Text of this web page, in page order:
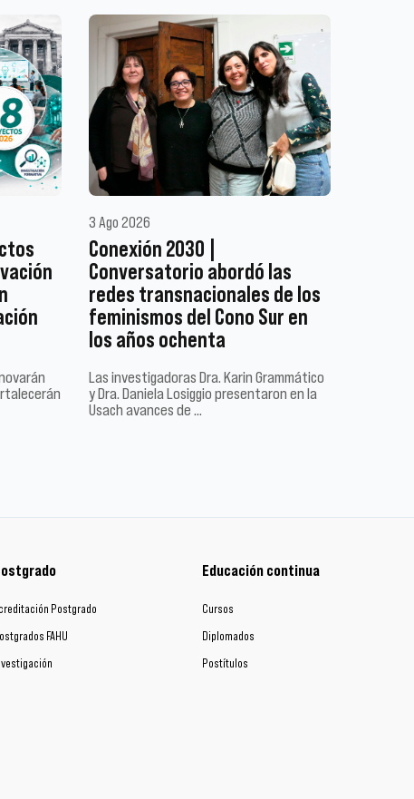
3 Ago 2026
Conexión 2030 |
Conversatorio abordó las
redes transnacionales de los
feminismos del Cono Sur en
los años ochenta
Las investigadoras Dra. Karin Grammático
y Dra. Daniela Losiggio presentaron en la
Usach avances de …
Postgrado
FAHU
Educación continua
Cursos
Diplomados
Postítulos